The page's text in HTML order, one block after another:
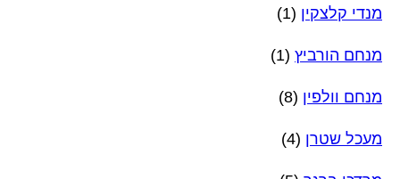
מנדי קלצקין (1)
מנחם הורביץ (1)
מנחם וולפין (8)
מעכל שטרן (4)